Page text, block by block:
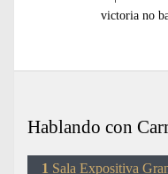
siguiente:victoria no
Hablando con
Sala Expositiva